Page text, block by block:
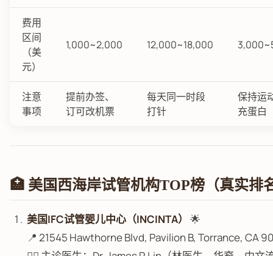
费用
区间
（美
元）
1,000~2,000 12,000~18,000
注意
事项
提前办签、
订可改机票
每天同一时段
打针
保持运
充蛋白
🏥 美国西海岸试管机构TOP榜（真实排
美国IFC试管婴儿中心（INCINTA）
🌟
📍 21545 Hawthorne Blvd, Pavilion B, Torrance, CA